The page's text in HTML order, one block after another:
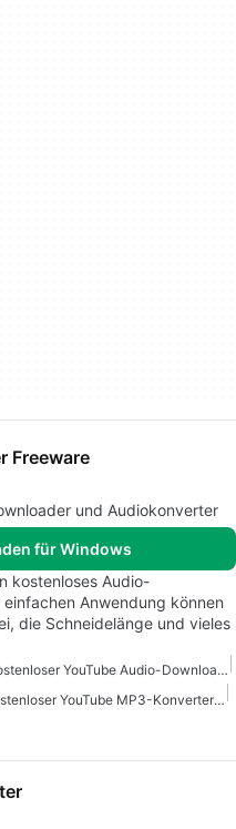
Freeware
und Audiokonverter
für Windows
kostenloses Audio-
Anwendung können
die Schneidelänge und vieles
Kostenloser YouTube Audio-Downloader
Kostenloser YouTube MP3-Konverter Für Windows